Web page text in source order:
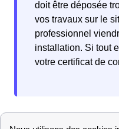
doit être déposée
vos travaux sur le
professionnel
installation. Si tout
votre certificat de